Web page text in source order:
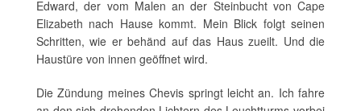
Edward, der vom Malen an der Steinbucht von Cape
Elizabeth nach Hause kommt. Mein Blick folgt seinen
Schritten, wie er behänd auf das Haus zueilt. Und die
Haustüre von innen geöffnet wird.
Die Zündung meines Chevis springt leicht an. Ich fahre